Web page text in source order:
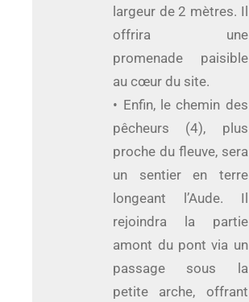
largeur de 2 mètres. Il
offrira une
promenade paisible
au cœur du site.
• Enfin, le chemin des
pêcheurs (4), plus
proche du fleuve, sera
un sentier en terre
longeant l’Aude. Il
rejoindra la partie
amont du pont via un
passage sous la
petite arche, offrant